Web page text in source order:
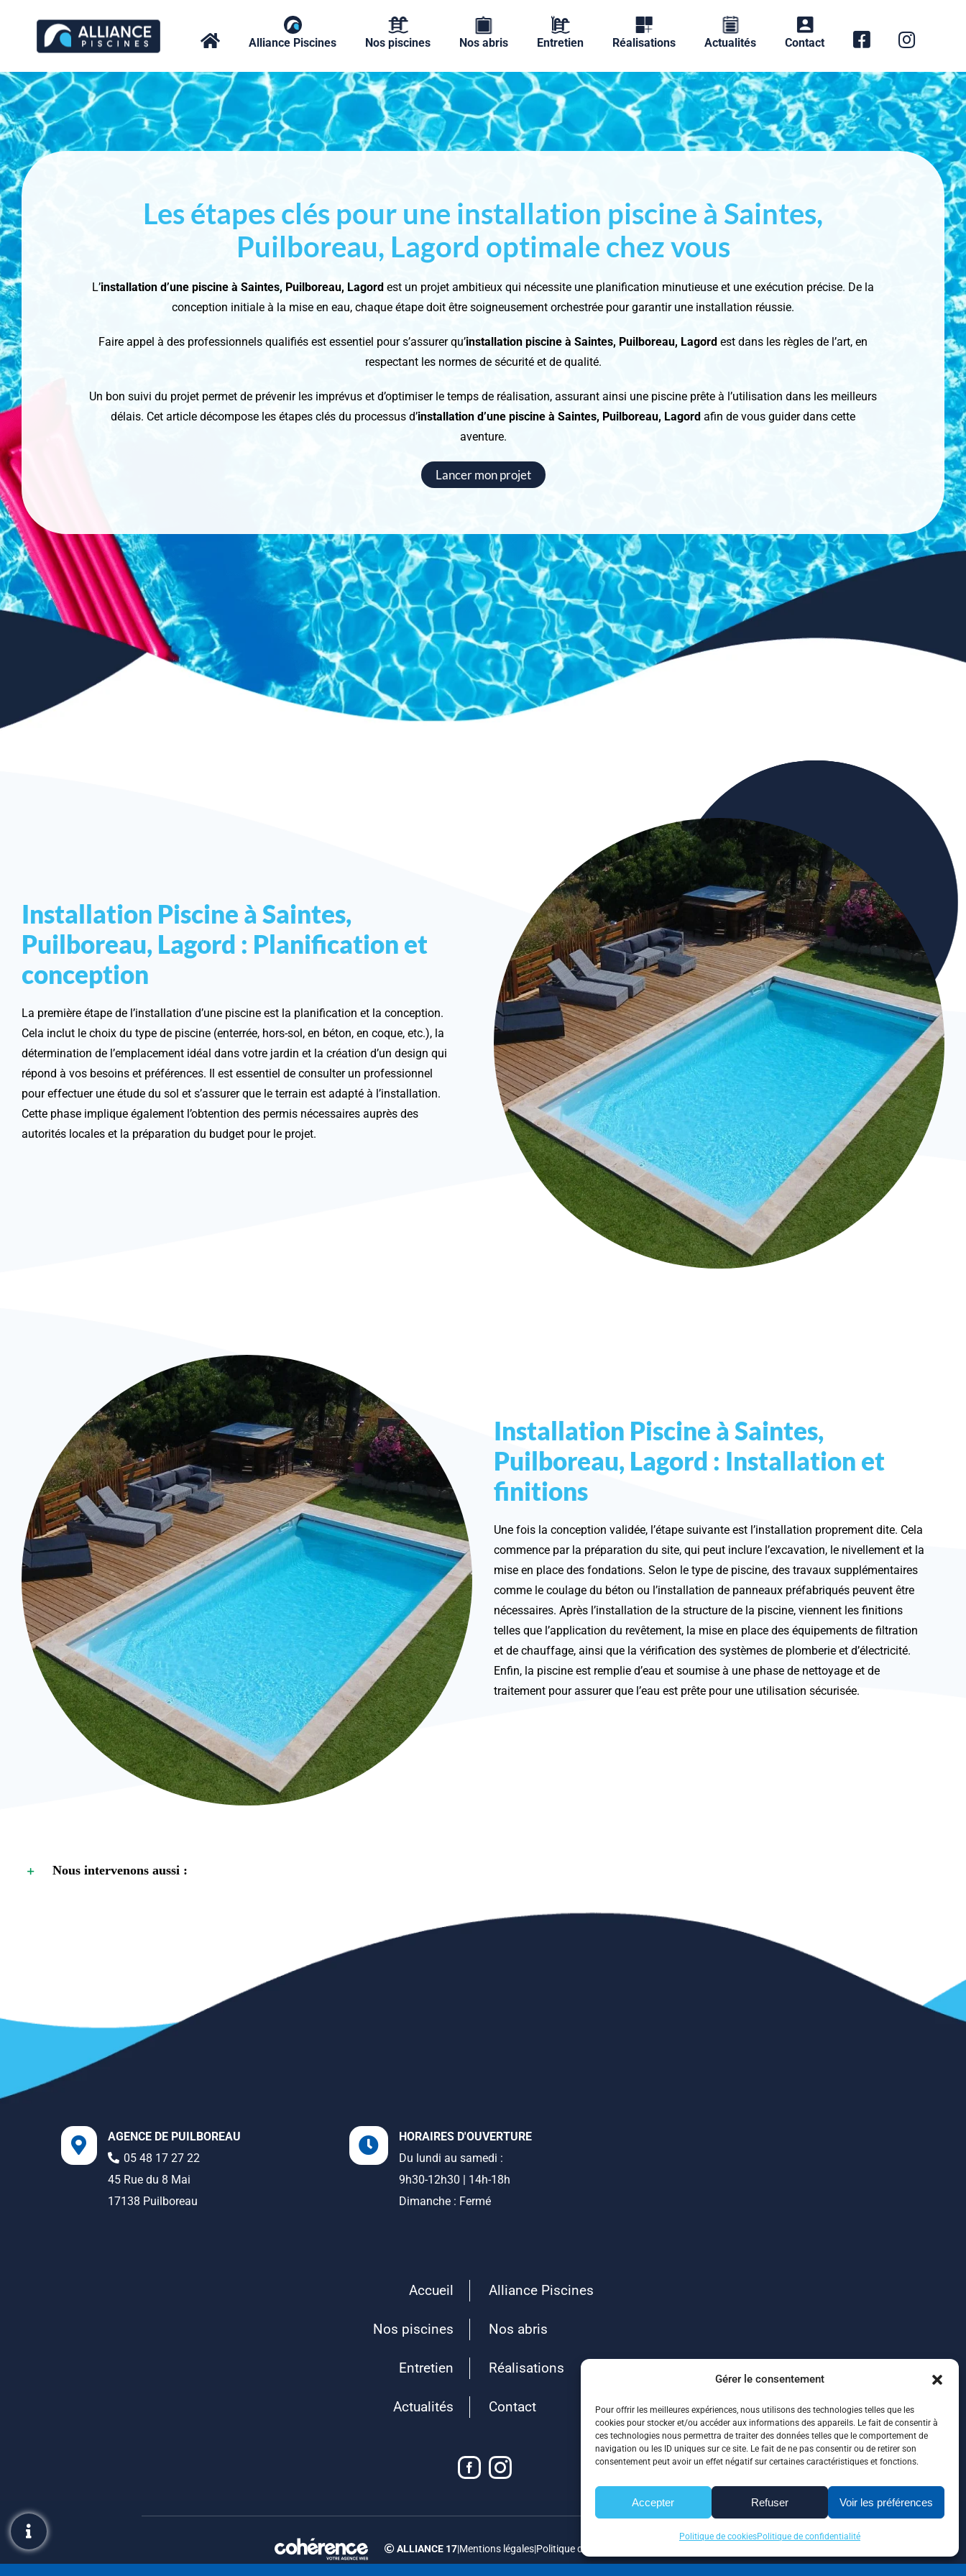
Gérer le consentement
Pour offrir les meilleures expériences, nous utilisons des technologies telles que les
cookies pour stocker et/ou accéder aux informations des appareils. Le fait de consentir à
ces technologies nous permettra de traiter des données telles que le comportement de
navigation ou les ID uniques sur ce site. Le fait de ne pas consentir ou de retirer son
consentement peut avoir un effet négatif sur certaines caractéristiques et fonctions.
Accepter Refuser Voir les préférences
Politique de cookiesPolitique de confidentialité
contenu
Alliance Piscines Nos piscines Nos abris Entretien Réalisations Actualités Contact
Les étapes clés pour une installation piscine à Saintes,
Puilboreau, Lagord optimale chez vous
L’installation d’une piscine à Saintes, Puilboreau, Lagord est un projet ambitieux qui nécessite une planification minutieuse et une exécution précise. De la
conception initiale à la mise en eau, chaque étape doit être soigneusement orchestrée pour garantir une installation réussie.
Faire appel à des professionnels qualifiés est essentiel pour s’assurer qu’installation piscine à Saintes, Puilboreau, Lagord est dans les règles de l’art, en
respectant les normes de sécurité et de qualité.
Un bon suivi du projet permet de prévenir les imprévus et d’optimiser le temps de réalisation, assurant ainsi une piscine prête à l’utilisation dans les meilleurs
délais. Cet article décompose les étapes clés du processus d’installation d’une piscine à Saintes, Puilboreau, Lagord afin de vous guider dans cette
aventure.
Lancer mon projet
Installation Piscine à Saintes,
Puilboreau, Lagord : Planification et
conception
La première étape de l’installation d’une piscine est la planification et la conception.
Cela inclut le choix du type de piscine (enterrée, hors-sol, en béton, en coque, etc.), la
détermination de l’emplacement idéal dans votre jardin et la création d’un design qui
répond à vos besoins et préférences. Il est essentiel de consulter un professionnel
pour effectuer une étude du sol et s’assurer que le terrain est adapté à l’installation.
Cette phase implique également l’obtention des permis nécessaires auprès des
autorités locales et la préparation du budget pour le projet.
Installation Piscine à Saintes,
Puilboreau, Lagord : Installation et
finitions
Une fois la conception validée, l’étape suivante est l’installation proprement dite. Cela
commence par la préparation du site, qui peut inclure l’excavation, le nivellement et la
mise en place des fondations. Selon le type de piscine, des travaux supplémentaires
comme le coulage du béton ou l’installation de panneaux préfabriqués peuvent être
nécessaires. Après l’installation de la structure de la piscine, viennent les finitions
telles que l’application du revêtement, la mise en place des équipements de filtration
et de chauffage, ainsi que la vérification des systèmes de plomberie et d’électricité.
Enfin, la piscine est remplie d’eau et soumise à une phase de nettoyage et de
traitement pour assurer que l’eau est prête pour une utilisation sécurisée.
Nous intervenons aussi :
AGENCE DE PUILBOREAU
05 48 17 27 22
45 Rue du 8 Mai
17138 Puilboreau
HORAIRES D'OUVERTURE
Du lundi au samedi :
9h30-12h30 | 14h-18h
Dimanche : Fermé
Accueil Alliance Piscines
Nos piscines Nos abris
Entretien Réalisations
Actualités Contact
ALLIANCE 17|Mentions légales|Politique de confidentialité